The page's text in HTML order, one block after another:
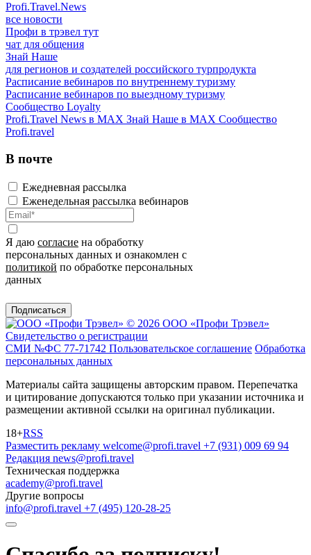
Profi.Travel.News
все новости
Профи в трэвел тут
чат для общения
Знай Наше
для регионов и создателей российского турпродукта
Расписание вебинаров по внутреннему туризму
Расписание вебинаров по выездному туризму
Сообщество Loyalty
Profi.Travel News в MAX Знай Наше в MAX Сообщество
Profi.travel
В почте
Ежедневная рассылка
Еженедельная рассылка вебинаров
Я даю согласие на обработку
персональных данных и ознакомлен с
политикой по обработке персональных
данных
Подписаться
© 2026 ООО «Профи Трэвeл»
Свидетельство о регистрации
СМИ №ФС 77-71742 Пользовательское соглашение Обработка
персональных данных
Материалы сайта защищены авторским правом. Перепечатка
и цитирование допускаются только при указании источника и
размещении активной ссылки на оригинал публикации.
18+RSS
Разместить рекламу welcome@profi.travel +7 (931) 009 69 94
Редакция news@profi.travel
Техническая поддержка
academy@profi.travel
Другие вопросы
info@profi.travel +7 (495) 120-28-25